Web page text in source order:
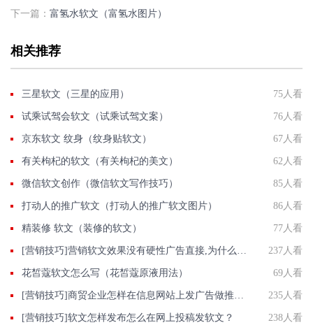
下一篇： 富氢水软文（富氢水图片）
相关推荐
三星软文（三星的应用） 75人看
试乘试驾会软文（试乘试驾文案） 76人看
京东软文 纹身（纹身贴软文） 67人看
有关枸杞的软文（有关枸杞的美文） 62人看
微信软文创作（微信软文写作技巧） 85人看
打动人的推广软文（打动人的推广软文图片） 86人看
精装修 软文（装修的软文） 77人看
237人看
花皙蔻软文怎么写（花皙蔻原液用法） 69人看
235人看
[营销技巧]软文怎样发布怎么在网上投稿发软文？ 238人看